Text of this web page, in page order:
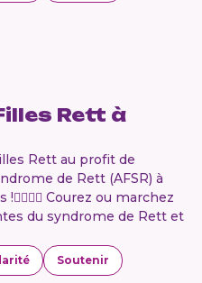
Rett à
Rett au profit de
de Rett (AFSR) à
Courez ou marchez
du syndrome de Rett et
Soutenir